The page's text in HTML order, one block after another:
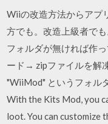
Wiiの改造方法からアプ
方でも。改造上級者で
フォルダが無ければ作
ード→ zipファイルを解
"WiiMod" というフォル
With the Kits Mod, you
loot. You can customize